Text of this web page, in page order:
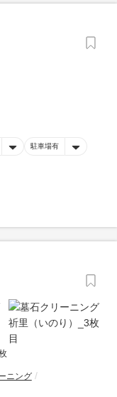
駐車場有
ニング